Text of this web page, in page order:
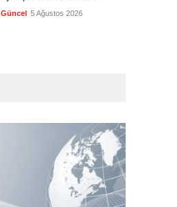
Güncel 5 Ağustos 2026
Almanya'nın otomotiv
merkezli ekonomi modeli
sınıra dayandı